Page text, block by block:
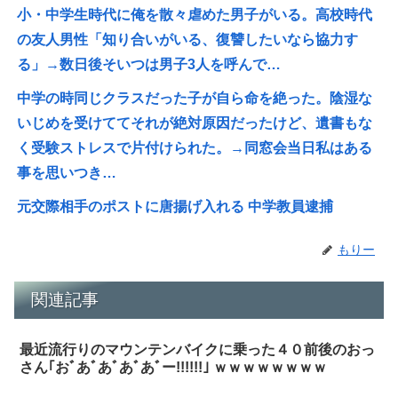
小・中学生時代に俺を散々虐めた男子がいる。高校時代
の友人男性「知り合いがいる、復讐したいなら協力す
る」→数日後そいつは男子3人を呼んで…
中学の時同じクラスだった子が自ら命を絶った。陰湿な
いじめを受けててそれが絶対原因だったけど、遺書もな
く受験ストレスで片付けられた。→同窓会当日私はある
事を思いつき…
元交際相手のポストに唐揚げ入れる 中学教員逮捕
もりー
関連記事
最近流行りのマウンテンバイクに乗った４０前後のおっ
さん｢おﾞあﾞあﾞあﾞあﾞー!!!!!!｣ ｗｗｗｗｗｗｗｗ